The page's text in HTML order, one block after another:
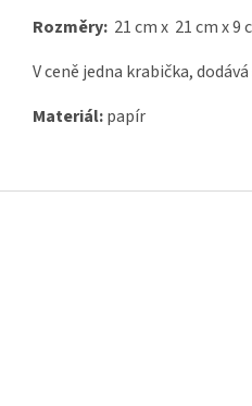
Rozměry: 21 cm x 21 cm x 9
V ceně jedna krabička,
Materiál:papír